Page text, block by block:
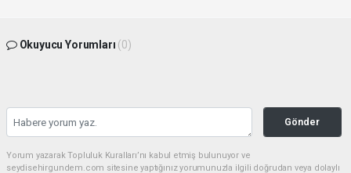
Okuyucu Yorumları (0)
Gönder
Yorum yazarak Topluluk Kuralları’nı kabul etmiş bulunuyor ve
seydisehirgundem.com sitesine yaptığınız yorumunuzla ilgili doğrudan veya dolaylı